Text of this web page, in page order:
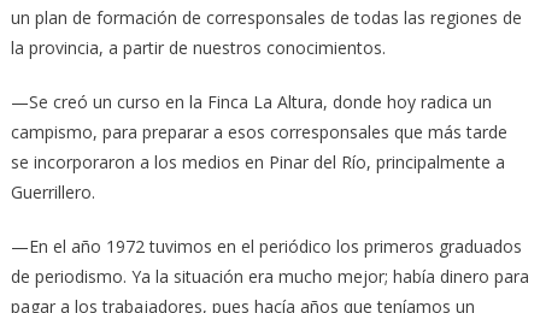
un plan de formación de corresponsales de todas las regiones de
la provincia, a partir de nuestros conocimientos.
—Se creó un curso en la Finca La Altura, donde hoy radica un
campismo, para preparar a esos corresponsales que más tarde
se incorporaron a los medios en Pinar del Río, principalmente a
Guerrillero.
—En el año 1972 tuvimos en el periódico los primeros graduados
de periodismo. Ya la situación era mucho mejor; había dinero para
pagar a los trabajadores, pues hacía años que teníamos un